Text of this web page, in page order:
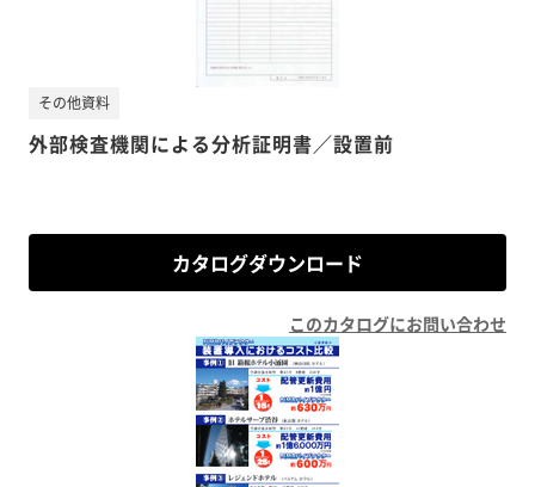
外部検査機関による分析証明書／設置前
その他資料
カタログダウンロード
このカタログにお問い合わせ